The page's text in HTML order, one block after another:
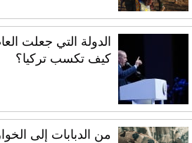
الدولة التي جعلت
كيف تكسب تركيا؟
من الدبابات إلى